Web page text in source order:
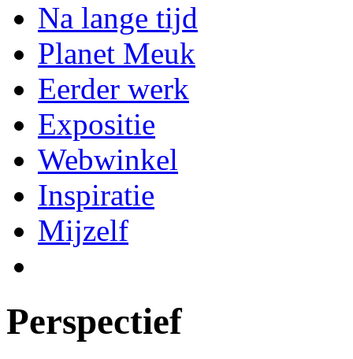
Na lange tijd
Planet Meuk
Eerder werk
Expositie
Webwinkel
Inspiratie
Mijzelf
Perspectief